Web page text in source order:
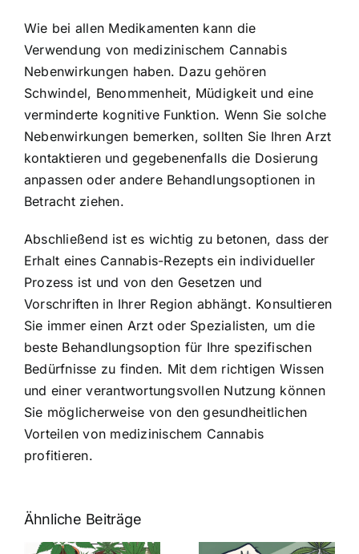
Wie bei allen Medikamenten kann die
Verwendung von medizinischem Cannabis
Nebenwirkungen haben. Dazu gehören
Schwindel, Benommenheit, Müdigkeit und eine
verminderte kognitive Funktion. Wenn Sie solche
Nebenwirkungen bemerken, sollten Sie Ihren Arzt
kontaktieren und gegebenenfalls die Dosierung
anpassen oder andere Behandlungsoptionen in
Betracht ziehen.
Abschließend ist es wichtig zu betonen, dass der
Erhalt eines Cannabis-Rezepts ein individueller
Prozess ist und von den Gesetzen und
Vorschriften in Ihrer Region abhängt. Konsultieren
Sie immer einen Arzt oder Spezialisten, um die
beste Behandlungsoption für Ihre spezifischen
Bedürfnisse zu finden. Mit dem richtigen Wissen
und einer verantwortungsvollen Nutzung können
Sie möglicherweise von den gesundheitlichen
Vorteilen von medizinischem Cannabis
profitieren.
Ähnliche Beiträge
Neue THC-
Grenzwert-